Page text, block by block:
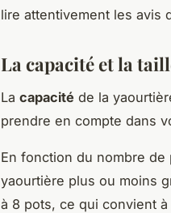
lire attentivement les avis
La capacité et la
La capacité de la
prendre en compte dans
En fonction du nombre de
yaourtière plus ou moins
à 8 pots, ce qui convient